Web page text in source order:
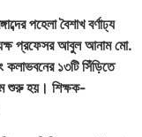
পহেলা বৈশাখ বর্ণাঢ্য
প্রফেসর আবুল আনাম মো.
কলাভবনের ১৩টি সিঁড়িতে
শুরু হয়। শিক্ষক-